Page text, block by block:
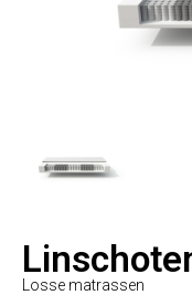
Losse matrassen